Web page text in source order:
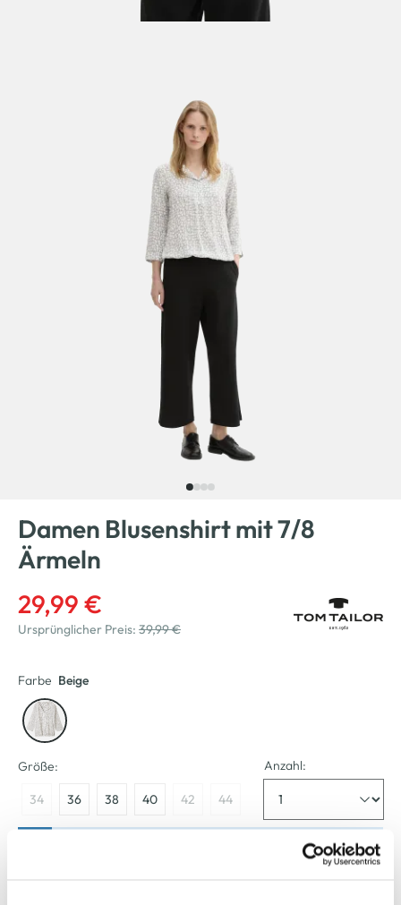
Damen Blusenshirt mit 7/8
Ärmeln
29,99 €
Ursprünglicher Preis: 39,99 €
Farbe Beige
Größe:
34 36 38 40 42 44
Anzahl: